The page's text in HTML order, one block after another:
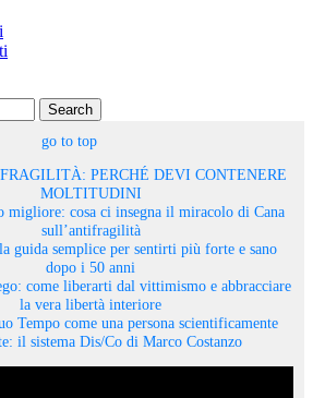
Search
go to top
PERCHÉ DEVI CONTENERE
MOLTITUDINI
migliore: cosa ci insegna il miracolo di Cana
sull’antifragilità
guida semplice per sentirti più forte e sano
dopo i 50 anni
come liberarti dal vittimismo e abbracciare
la vera libertà interiore
Tempo come una persona scientificamente
il sistema Dis/Co di Marco Costanzo